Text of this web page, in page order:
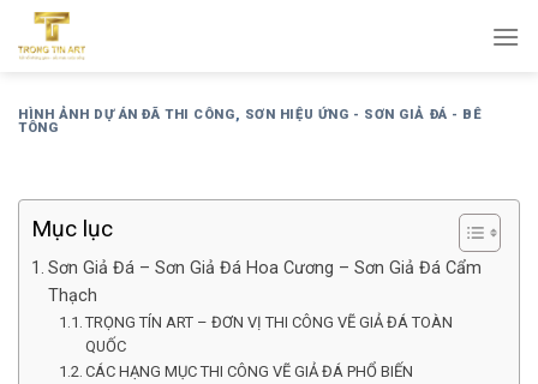
qua
dungHÌNH ẢNH DỰ ÁN ĐÃ THI CÔNG, SƠN HIỆU ỨNG - SƠN GIẢ ĐÁ - BÊ
TÔNG
Mục lục
Sơn Giả Đá – Sơn Giả Đá Hoa Cương – Sơn Giả Đá Cẩm
Thạch
TRỌNG TÍN ART – ĐƠN VỊ THI CÔNG VẼ GIẢ ĐÁ TOÀN
QUỐC
CÁC HẠNG MỤC THI CÔNG VẼ GIẢ ĐÁ PHỔ BIẾN